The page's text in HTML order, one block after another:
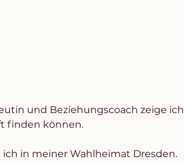
und Beziehungscoach zeige ich
finden können.
in meiner Wahlheimat Dresden.